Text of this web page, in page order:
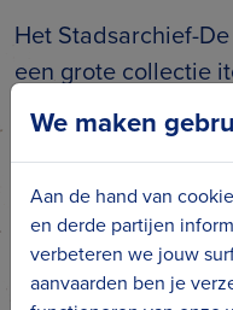
Het Stadsarchief-
een grote collectie
beide
Regelmatig komen
Het Stadsarchief -
stukken die over
handelen. Dit
We maken
Aan de hand van
en derde partijen
verbeteren we jouw
aanvaarden ben je